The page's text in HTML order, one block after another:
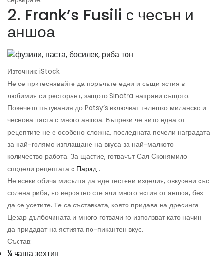
2. Frank’s Fusili с чесън и
аншоа
Източник: iStock
Не се притеснявайте да поръчате едни и същи ястия в
любимия си ресторант, защото Sinatra направи същото.
Повечето пътувания до Patsy’s включват телешко миланско и
чеснова паста с много аншоа. Въпреки че нито една от
рецептите не е особено сложна, последната печели наградата
за най-голямо изплащане на вкуса за най-малкото
количество работа. За щастие, готвачът Сал Сконямило
сподели рецептата с Парад .
Не всеки обича мисълта да яде тестени изделия, овкусени със
солена риба, но вероятно сте яли много ястия от аншоа, без
да се усетите. Те са съставката, която придава на дресинга
Цезар дълбочината и много готвачи го използват като начин
да придадат на ястията по-пикантен вкус.
Състав:
¼ чаша зехтин